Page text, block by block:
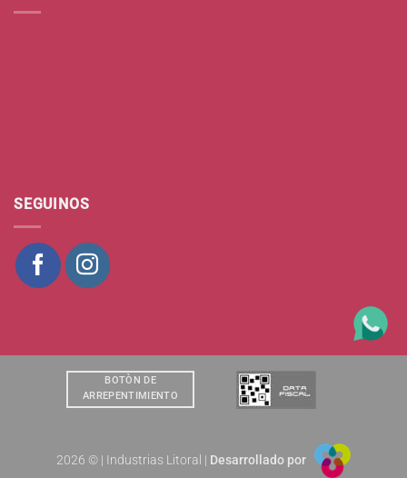
SEGUINOS
BOTÒN DE
ARREPENTIMIENTO
2026 © | Industrias Litoral | Desarrollado por